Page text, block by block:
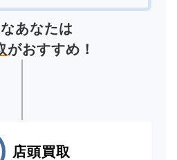
あなたは
がおすすめ！
店頭買取